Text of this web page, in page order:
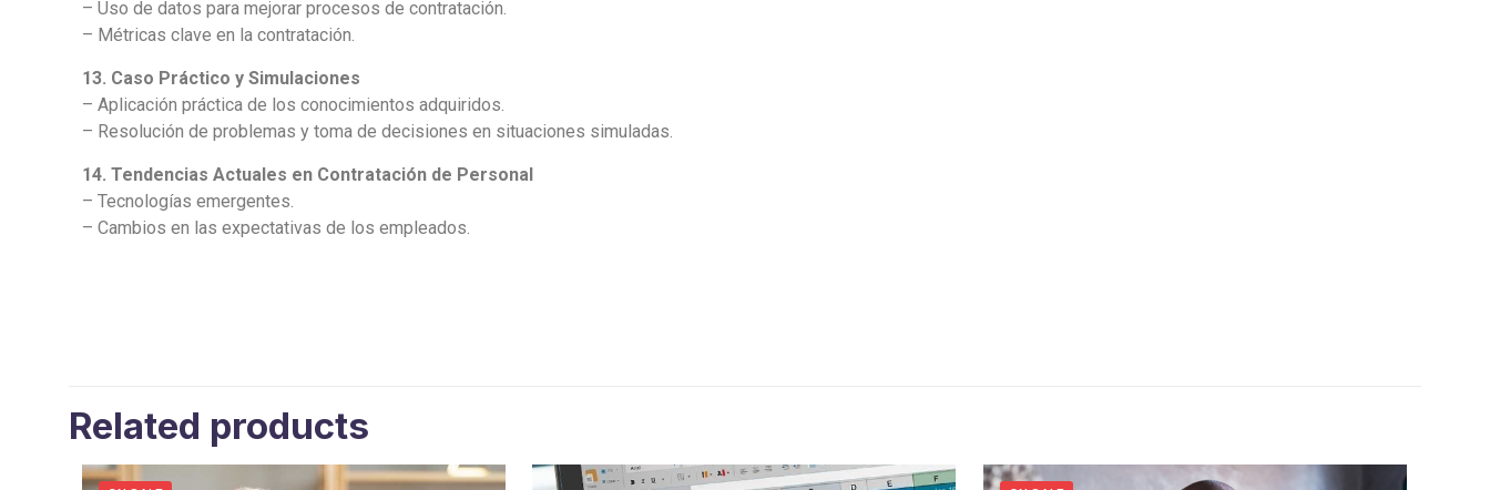
– Uso de datos para mejorar procesos de contratación.
– Métricas clave en la contratación.
13. Caso Práctico y Simulaciones
– Aplicación práctica de los conocimientos adquiridos.
– Resolución de problemas y toma de decisiones en situaciones simuladas.
14. Tendencias Actuales en Contratación de Personal
– Tecnologías emergentes.
– Cambios en las expectativas de los empleados.
Related products